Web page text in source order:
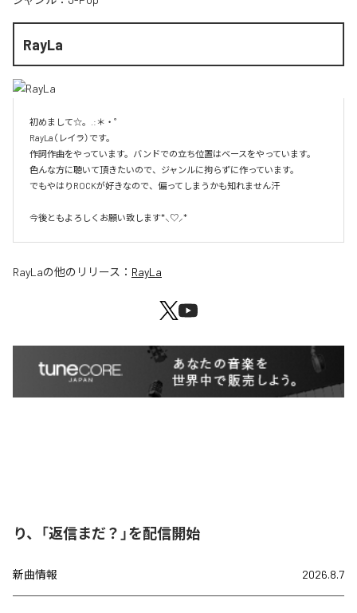
RayLa
初めまして☆。.:＊・゜
RayLa（レイラ）です。
作詞作曲をやっています。バンドでの立ち位置はベースをやっています。
色んな方に聴いて頂きたいので、ジャンルに拘らずに作っています。
でもやはりROCKが好きなので、偏ってしまうかも知れません汗
今後ともよろしくお願い致します*⸜♡⸝*
RayLaの他のリリース： RayLa
り、「返信まだ？」を配信開始
新曲情報 2026.8.7